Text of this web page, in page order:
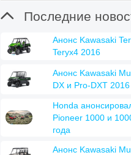
 Последние
Анонс Kawasaki
Teryx4 2016
Анонс Kawasaki
DX и Pro-DXT 2016
Honda
Pioneer 1000 и
года
Анонс Kawasaki